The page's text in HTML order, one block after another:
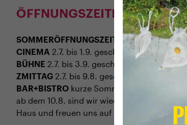
ÖFFNUNGSZEITEN
SOMMERÖFFNUNGSZEITEN
CINEMA 2.7. bis 1.9. geschlossen
BÜHNE 2.7. bis 3.9. geschlossen
ZMITTAG 2.7. bis 9.8. geschlossen
BAR+BISTRO kurze Sommerpause,
ab dem 10.8. sind wir wieder im
Haus und freuen uns auf euch <3